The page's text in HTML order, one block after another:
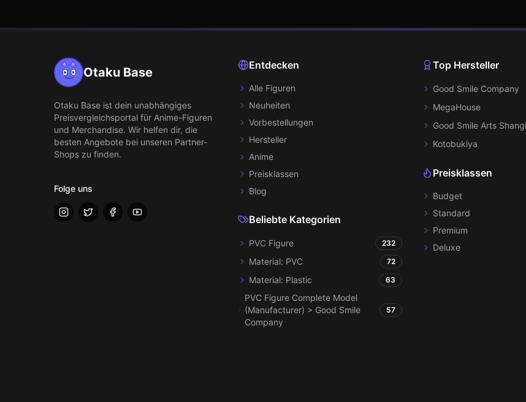
Otaku Base
Otaku Base ist dein unabhängiges
Preisvergleichsportal für Anime-Figuren
und Merchandise. Wir helfen dir, die
besten Angebote bei unseren Partner-
Shops zu finden.
Folge uns
Entdecken
Alle Figuren
Neuheiten
Vorbestellungen
Hersteller
Anime
Preisklassen
Blog
Beliebte Kategorien
PVC Figure 232
Material: PVC 72
Material: Plastic 63
PVC Figure Complete Model
(Manufacturer) > Good Smile
Company
57
Top Hersteller
Good Smile Company
MegaHouse
Good Smile Arts
Kotobukiya
Preisklassen
Budget
Standard
Premium
Deluxe